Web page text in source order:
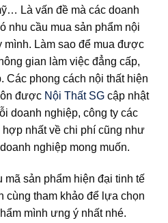
Là vấn đề mà các doanh
nhu cầu mua sản phẩm nội
mình. Làm sao để mua được
gian làm việc đẳng cấp,
Các phong cách nội thất hiện
được Nội Thất SG cập nhật
doanh nghiệp, công ty các
nhất về chi phí cũng như
nghiệp mong muốn.
mã sản phẩm hiện đại tinh tế
cùng tham khảo để lựa chọn
mình ưng ý nhất nhé.